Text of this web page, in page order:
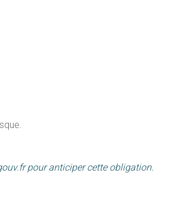
pour anticiper cette obligation.